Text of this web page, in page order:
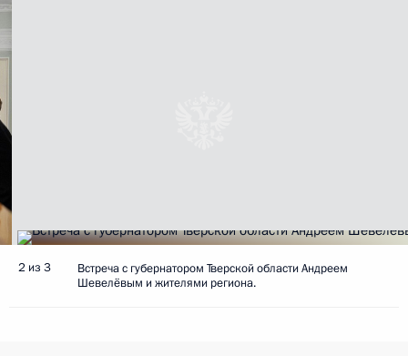
2 из 3
Встреча с губернатором Тверской области Андреем
Шевелёвым и жителями региона.